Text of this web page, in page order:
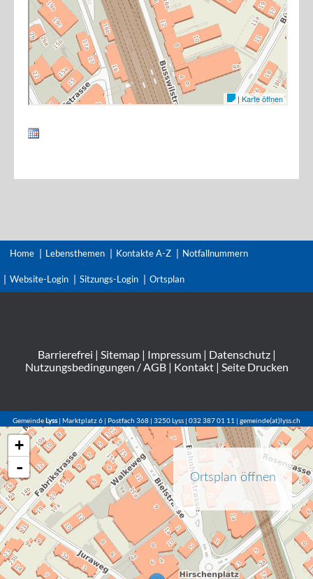
Home Lebensthemen Kontakte A-Z Notfallnummern
Website-Login Sitzungs-Login Ortsplan
Barrierefrei | Sitemap| Impressum| Datenschutz|
Nutzungsbedingungen / AGB| Kontakt| Seite Drucken
GemeindeLyss| Marktplatz 6 | Postfach 368 | 3250 Lyss | 032 387 01 11 | gemeinde(at)lyss.ch